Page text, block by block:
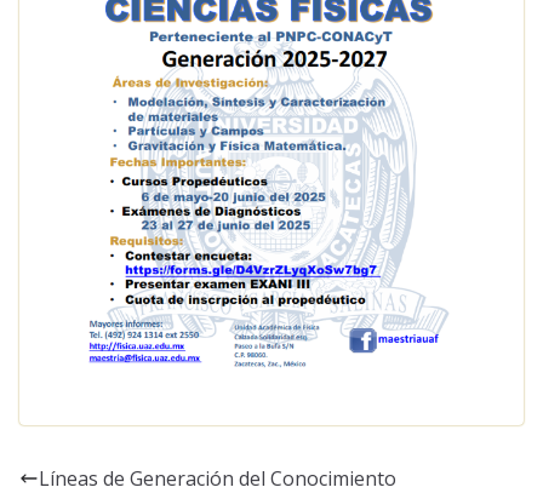
Líneas de Generación del Conocimiento